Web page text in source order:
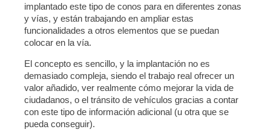
implantado este tipo de conos para en diferentes zonas
y vías, y están trabajando en ampliar estas
funcionalidades a otros elementos que se puedan
colocar en la vía.
El concepto es sencillo, y la implantación no es
demasiado compleja, siendo el trabajo real ofrecer un
valor añadido, ver realmente cómo mejorar la vida de
ciudadanos, o el tránsito de vehículos gracias a contar
con este tipo de información adicional (u otra que se
pueda conseguir).